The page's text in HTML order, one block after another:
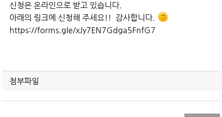
신청은 온라인으로 받고 있습니다.
아래의 링크에 신청해 주세요!! 감사합니다.
https://forms.gle/xJy7EN7Gdga5FnfG7
첨부파일